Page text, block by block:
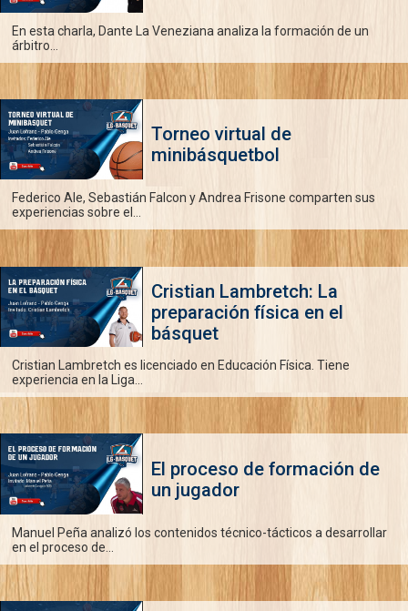
En esta charla, Dante La Veneziana analiza la formación de un
árbitro...
Torneo virtual de
minibásquetbol
Federico Ale, Sebastián Falcon y Andrea Frisone comparten sus
experiencias sobre el...
Cristian Lambretch: La
preparación física en el
básquet
Cristian Lambretch es licenciado en Educación Física. Tiene
experiencia en la Liga...
El proceso de formación de
un jugador
Manuel Peña analizó los contenidos técnico-tácticos a desarrollar
en el proceso de...